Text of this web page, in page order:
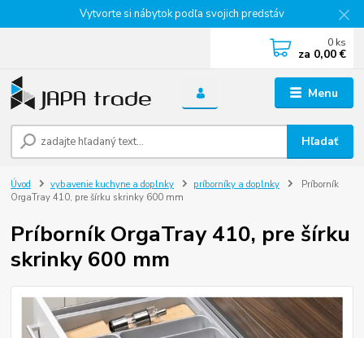
Vytvorte si nábytok podľa svojich predstáv
Menu
Hľadať
0 ks
za 0,00 €
Úvod vybavenie kuchyne a doplnky príborníky a doplnky
Príborník
OrgaTray 410, pre šírku skrinky 600 mm
Príborník OrgaTray 410, pre šírku
skrinky 600 mm